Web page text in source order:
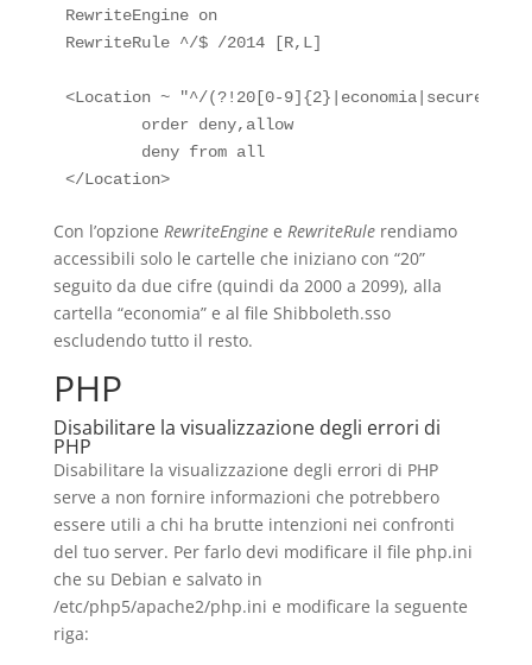
RewriteEngine on
RewriteRule ^/$ /2014 [R,L]
<Location ~ "^/(?!20[0-
        order deny,allow
        deny from all
</Location>
Con l’opzione RewriteEnginee RewriteRulerendiamo
accessibili solo le cartelle che iniziano con “20”
seguito da due cifre (quindi da 2000 a 2099), alla
cartella “economia” e al file Shibboleth.sso
escludendo tutto il resto.
PHP
Disabilitare la visualizzazione degli errori di
PHP
Disabilitare la visualizzazione degli errori di PHP
serve a non fornire informazioni che potrebbero
essere utili a chi ha brutte intenzioni nei confronti
del tuo server. Per farlo devi modificare il file php.ini
che su Debian e salvato in
/etc/php5/apache2/php.ini e modificare la seguente
riga: